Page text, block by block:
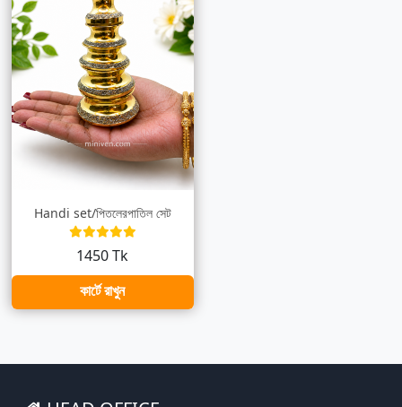
Handi set/পিতলেরপাতিল সেট
1450 Tk
কার্টে রাখুন